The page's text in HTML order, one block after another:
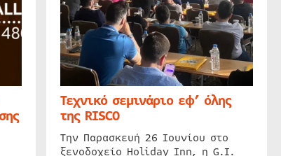
Τεχνικό σεμινάριο εφ’ όλης
της RISCO
Την Παρασκευή 26 Ιουνίου στο
ξενοδοχείο Holiday Inn, η G.I.